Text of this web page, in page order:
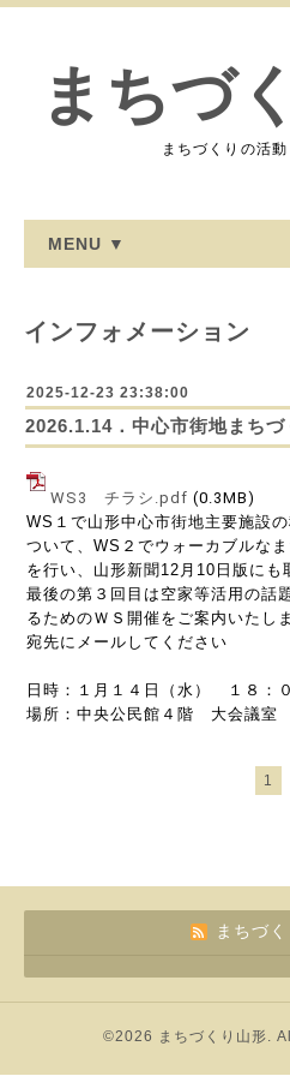
まちづ
まちづくりの活
MENU ▼
インフォメーション
2025-12-23 23:38:00
2026.1.14．中心市街地まちづ
WS3 チラシ.pdf (0.3MB)
WS１で山形中心市街地主要施設の
つ いて、 WS２でウォーカブルな
を行い、 山形新聞12月10日版にも
最後の第３回目は空家等活用の話
るためのＷＳ 開催を ご案内 いたし
宛先にメールしてください
日時：１月１４日（水） １８：
場所：中央公民館４階 大会議室
1
まちづ
©2026 まちづくり山形.